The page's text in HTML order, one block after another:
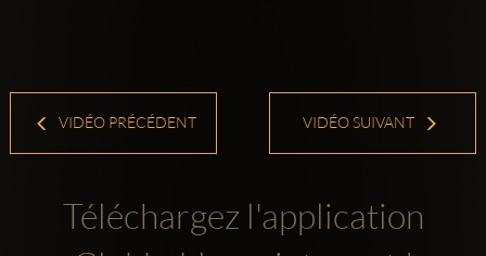
VIDÉO PRÉCÉDENT VIDÉO SUIVANT
Téléchargez l'application